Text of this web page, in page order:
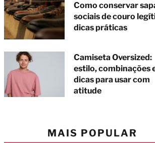
Como conservar
sociais de couro
dicas práticas
Camiseta Oversized:
estilo, combinações
dicas para usar com
atitude
MAIS POPULAR